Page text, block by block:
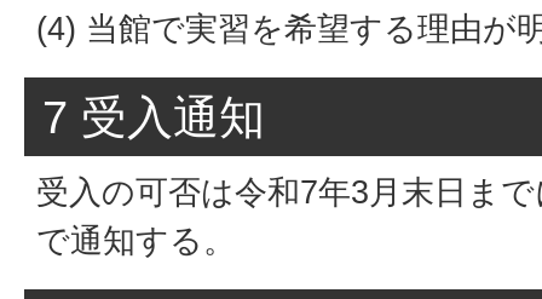
(4) 当館で実習を希望する理由が
7 受入通知
受入の可否は令和7年3月末日ま
で通知する。